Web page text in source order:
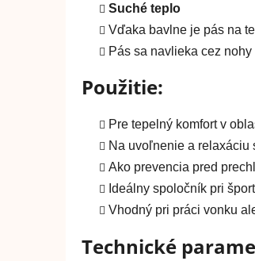
Suché teplo
Vďaka bavlne je pás na
Pás sa navlieka cez nohy
Použitie:
Pre tepelný komfort v
Na uvoľnenie a relaxáciu
Ako prevencia pred
Ideálny spoločník pri
Vhodný pri práci vonku
Technické